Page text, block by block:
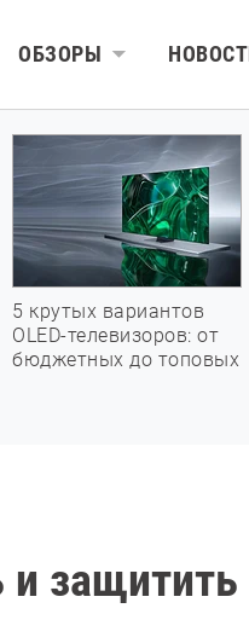
ОБЗОРЫ
5 крутых вариантов
OLED-телевизоров: от
бюджетных до топовых
и